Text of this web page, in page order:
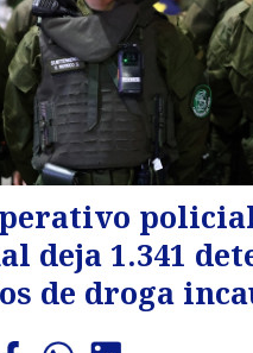
deja 1.341
de droga